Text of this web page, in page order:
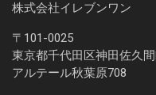
株式会社イレブンワン
〒101-0025
東京都千代田区神田佐久
アルテール秋葉原708